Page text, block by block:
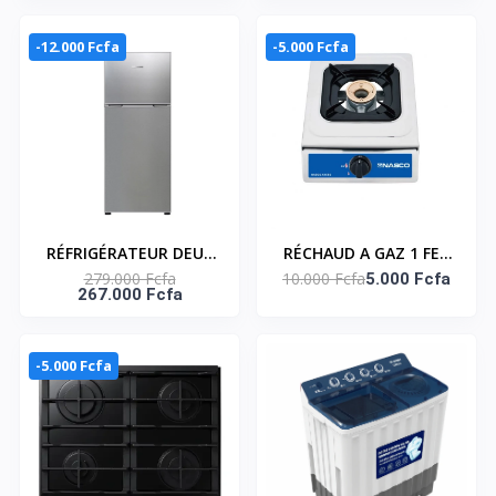
Garantie 6 Mois -
Smart technology
-12.000 Fcfa
RÉFRIGÉRATEUR DEUX
PORTES 251 LITRES
NET–RD-32WR4SA
279.000 Fcfa
267.000 Fcfa
-5.000 Fcfa
RÉCHAUD A GAZ 1 FEU
– NASGS-K1CSS
10.000 Fcfa5.000 Fcfa
-5.000 Fcfa